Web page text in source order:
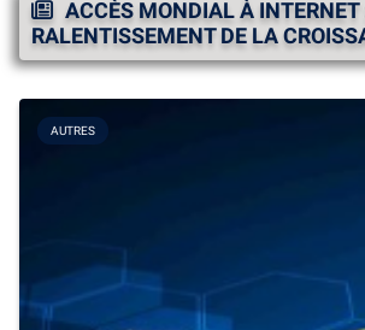
ACCÈS MONDIAL À INTERNET
RALENTISSEMENT DE LA
AUTRES